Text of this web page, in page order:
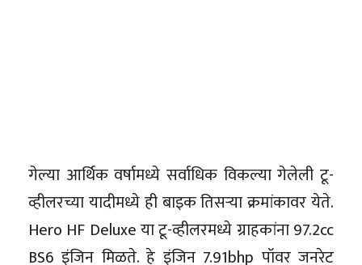
गेल्या आर्थिक वर्षामध्ये सर्वाधिक विकल्या गेलेली टू-
व्हीलरच्या यादीमध्ये ही बाइक तिसऱ्या क्रमांकावर येते.
Hero HF Deluxe या टू-व्हीलरमध्ये ग्राहकांना 97.2cc
BS6 इंजिन मिळते. हे इंजिन 7.91bhp पॉवर जनरेट